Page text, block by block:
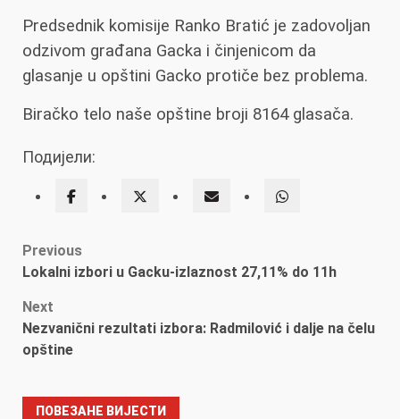
Predsednik komisije Ranko Bratić je zadovoljan
odzivom građana Gacka i činjenicom da
glasanje u opštini Gacko protiče bez problema.
Biračko telo naše opštine broji 8164 glasača.
Подијели:
Post
Previous
Lokalni izbori u Gacku-izlaznost 27,11% do 11h
Next
Nezvanični rezultati izbora: Radmilović i dalje na čelu
opštine
ПОВЕЗАНЕ ВИЈЕСТИ